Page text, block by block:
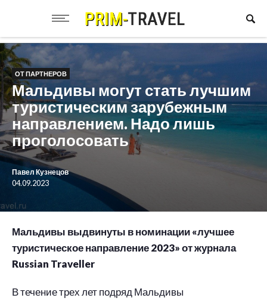
ОТ ПАРТНЕРОВ
Мальдивы могут стать лучшим
туристическим зарубежным
направлением. Надо лишь
проголосовать
Павел Кузнецов
04.09.2023
Мальдивы выдвинуты в номинации «лучшее
туристическое направление 2023» от журнала
Russian Traveller
В течение трех лет подряд Мальдивы